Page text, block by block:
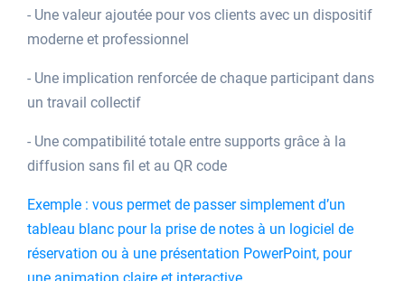
- Une valeur ajoutée pour vos clients avec un dispositif
moderne et professionnel
- Une implication renforcée de chaque participant dans
un travail collectif
- Une compatibilité totale entre supports grâce à la
diffusion sans fil et au QR code
Exemple : vous permet de passer simplement d’un
tableau blanc pour la prise de notes à un logiciel de
réservation ou à une présentation PowerPoint, pour
une animation claire et interactive.